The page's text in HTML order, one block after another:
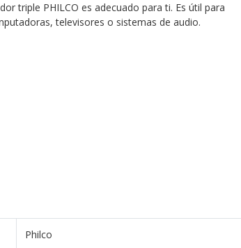
triple PHILCO es adecuado para ti. Es útil para
televisores o sistemas de audio.
Philco